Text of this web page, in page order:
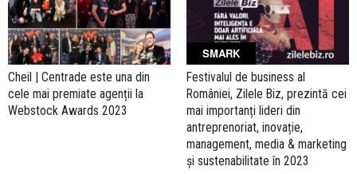
Cheil | Centrade este una din
cele mai premiate agenții la
Webstock Awards 2023
SMARK
Festivalul de business al
României, Zilele Biz, prezintă cei
mai importanți lideri din
antreprenoriat, inovație,
management, media & marketing
și sustenabilitate în 2023